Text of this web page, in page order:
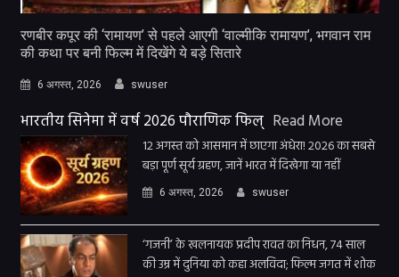
रणबीर कपूर की ‘रामायण’ से पहले आएगी ‘वाल्मीकि रामायण’, भगवान राम
की कथा पर बनी फिल्म में दिखेंगे ये बड़े सितारे
6 अगस्त, 2026 swuser
भारतीय सिनेमा में वर्ष 2026 पौराणिक फिल् Read More
12 अगस्त को आसमान में छाएगा अंधेरा! 2026 का सबसे
बड़ा पूर्ण सूर्य ग्रहण, जानें भारत में दिखेगा या नहीं
6 अगस्त, 2026 swuser
‘गजनी’ के खलनायक प्रदीप रावत का निधन, 74 साल
की उम्र में दुनिया को कहा अलविदा; फिल्म जगत में शोक